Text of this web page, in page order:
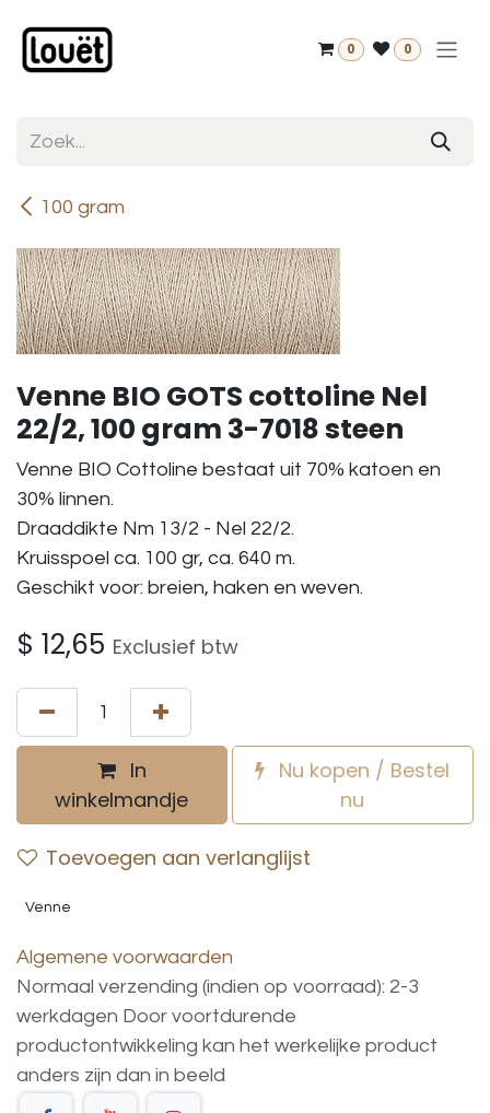
0 0
100 gram
Venne BIO GOTS cottoline Nel
22/2, 100 gram 3-7018 steen
Venne BIO Cottoline bestaat uit 70% katoen en
30% linnen.
Draaddikte Nm 13/2 - Nel 22/2.
Kruisspoel ca. 100 gr, ca. 640 m.
Geschikt voor: breien, haken en weven.
$ 12,65 Exclusief btw
In
winkelmandje
Nu kopen / Bestel
nu
Toevoegen aan verlanglijst
Venne
Algemene voorwaarden
Normaal verzending (indien op voorraad): 2-3
werkdagen Door voortdurende
productontwikkeling kan het werkelijke product
anders zijn dan in beeld